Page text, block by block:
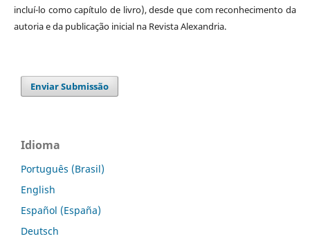
incluí-lo como capítulo de livro), desde que com reconhecimento da
autoria e da publicação inicial na Revista Alexandria.
Enviar Submissão
Idioma
Português (Brasil)
English
Español (España)
Deutsch